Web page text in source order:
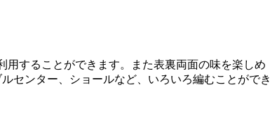
することができます。また表裏両面の味を楽しめ
センター、ショールなど、いろいろ編むことができ